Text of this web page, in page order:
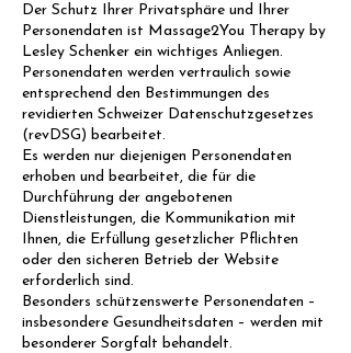
Der Schutz Ihrer Privatsphäre und Ihrer
Personendaten ist Massage2You Therapy by
Lesley Schenker ein wichtiges Anliegen.
Personendaten werden vertraulich sowie
entsprechend den Bestimmungen des
revidierten Schweizer Datenschutzgesetzes
(revDSG) bearbeitet.
Es werden nur diejenigen Personendaten
erhoben und bearbeitet, die für die
Durchführung der angebotenen
Dienstleistungen, die Kommunikation mit
Ihnen, die Erfüllung gesetzlicher Pflichten
oder den sicheren Betrieb der Website
erforderlich sind.
Besonders schützenswerte Personendaten –
insbesondere Gesundheitsdaten – werden mit
besonderer Sorgfalt behandelt.